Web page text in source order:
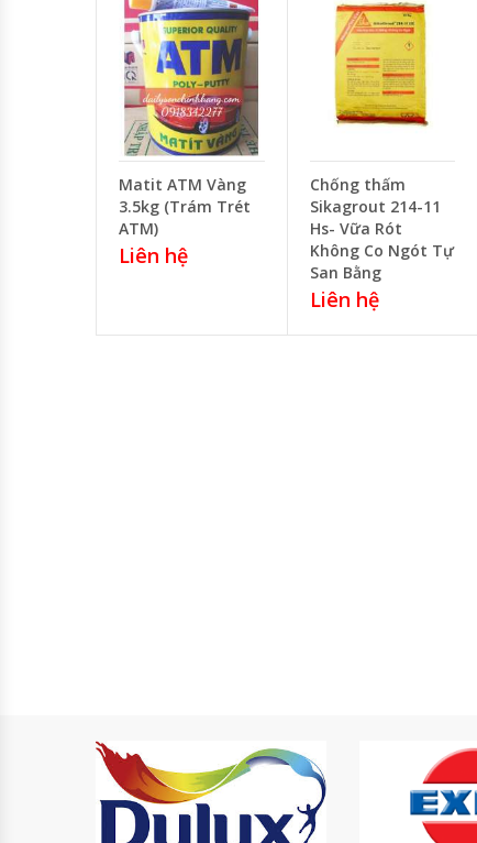
Matit ATM Vàng
3.5kg (Trám Trét
ATM)
Liên hệ
Chống thấm
Sikagrout 214-11
Hs- Vữa Rót
Không Co Ngót Tự
San Bằng
Liên hệ